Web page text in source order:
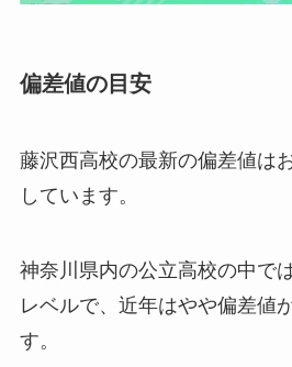
偏差値の目安
藤沢西高校の最新の偏差値は
しています。
神奈川県内の公立高校の中で
レベルで、近年はやや偏差値
す。